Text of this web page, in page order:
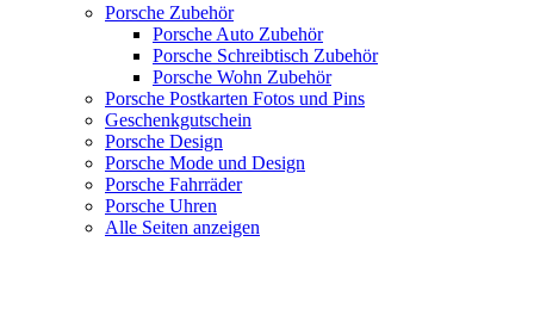
Porsche Zubehör
Porsche Auto Zubehör
Porsche Schreibtisch Zubehör
Porsche Wohn Zubehör
Porsche Postkarten Fotos und Pins
Geschenkgutschein
Porsche Design
Porsche Mode und Design
Porsche Fahrräder
Porsche Uhren
Alle Seiten anzeigen